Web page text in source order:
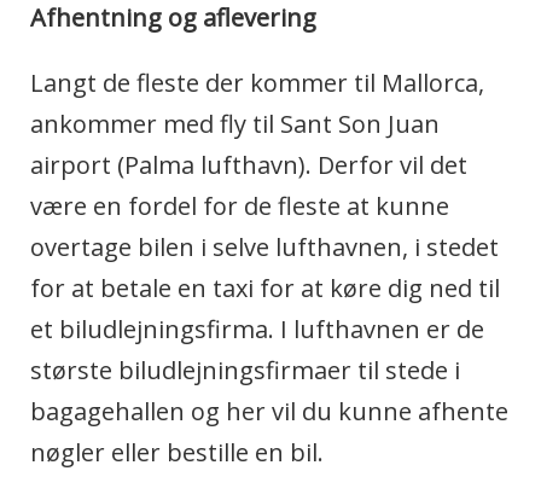
Afhentning og aflevering
Langt de fleste der kommer til Mallorca,
ankommer med fly til Sant Son Juan
airport (Palma lufthavn). Derfor vil det
være en fordel for de fleste at kunne
overtage bilen i selve lufthavnen, i stedet
for at betale en taxi for at køre dig ned til
et biludlejningsfirma. I lufthavnen er de
største biludlejningsfirmaer til stede i
bagagehallen og her vil du kunne afhente
nøgler eller bestille en bil.